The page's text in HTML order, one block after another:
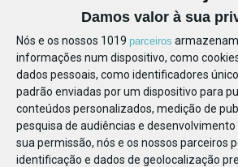
Damos valor à sua
Nós e os nossos 1019 parceiros
informações num dispositivo, como
dados pessoais, como identificadores
padrão enviadas por um dispositivo para
conteúdos personalizados, medição de
pesquisa de audiências e desenvolvimento
sua permissão, nós e os nossos parceiros
identificação e dados de geolocalização